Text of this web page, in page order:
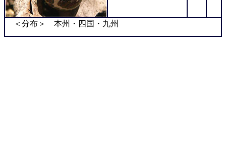
＜分布＞ 本州・四国・九州